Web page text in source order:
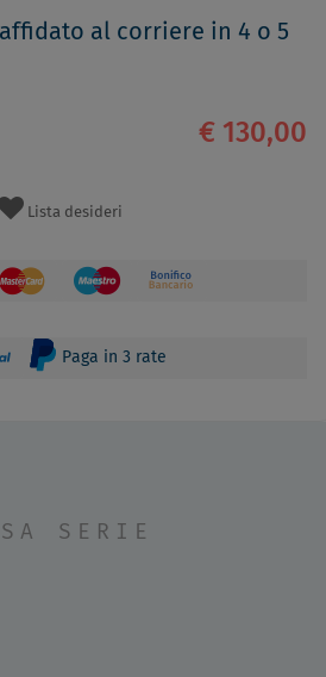
al corriere in 4 o 5
€ 130,00
Lista desideri
Paga in 3 rate
SERIE